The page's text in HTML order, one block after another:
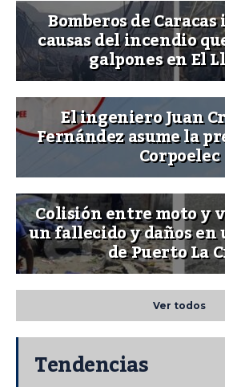
Bomberos de
causas del incendio
galpones en El
El ingeniero Juan
Fernández asume la
Corpoelec
Colisión entre moto y
un fallecido y daños
de Puerto La
Ver todos
Tendencias